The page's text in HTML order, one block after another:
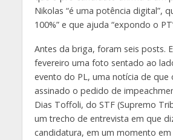
Nikolas “é uma potência digital”,
100%” e que ajuda “expondo o
Antes da briga, foram seis posts.
fevereiro uma foto sentado ao
evento do PL, uma notícia de que
assinado o pedido de
Dias Toffoli, do STF (Supremo
um trecho de entrevista em que
candidatura, em um momento em